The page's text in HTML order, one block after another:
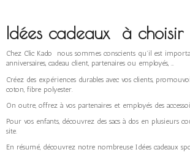
Idées cadeaux à choisir
Chez Clic Kado nous sommes conscients qu’il est
anniversaires, cadeau client, partenaires ou employés, …
Créez des expériences durables avec vos clients,
coton, fibre polyester.
On outre, offrez à vos partenaires et employés des
Pour vos enfants, découvrez des sacs à dos en
site.
En résumé, découvrez notre nombreuse Idées cadeaux